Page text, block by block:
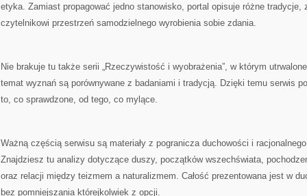
etyka. Zamiast propagować jedno stanowisko, portal opisuje różne tradycje,
czytelnikowi przestrzeń samodzielnego wyrobienia sobie zdania.
Nie brakuje tu także serii „Rzeczywistość i wyobrażenia”, w którym
temat wyznań są porównywane z badaniami i tradycją. Dzięki temu serwis
to, co sprawdzone, od tego, co mylące.
Ważną częścią serwisu są materiały z pogranicza duchowości i
Znajdziesz tu analizy dotyczące duszy, początków wszechświata,
oraz relacji między teizmem a naturalizmem. Całość prezentowana jest w
bez pomniejszania którejkolwiek z opcji.